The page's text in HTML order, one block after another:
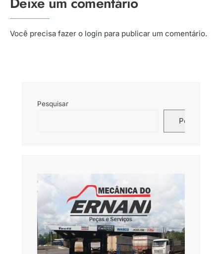
Você precisa fazer o login para publicar um comentário.
Pesquisar
Pesquisar